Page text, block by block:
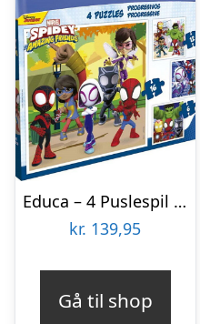
Educa – 4 Puslespil I Kuffert – 6-9-12-16 Brikker – Spidey & His Amazing Friends
kr. 139,95
Gå til shop